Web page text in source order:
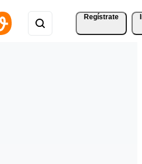
Regístrate